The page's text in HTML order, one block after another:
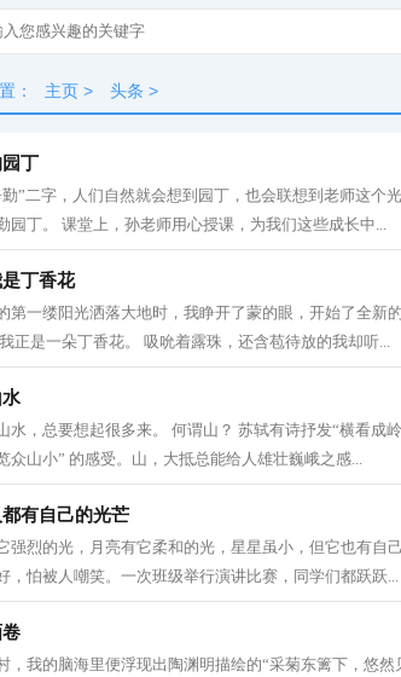
： 主页 > 头条 >
丁
”二字，人们自然就会想到园丁，也会联想到老师这个
园丁。 课堂上，孙老师用心授课，为我们这些成长中...
丁香花
第一缕阳光洒落大地时，我睁开了蒙的眼，开始了全新
是一朵丁香花。 吸吮着露珠，还含苞待放的我却听...
水，总要想起很多来。 何谓山？ 苏轼有诗抒发“横看成
众山小” 的感受。山，大抵总能给人雄壮巍峨之感...
有自己的光芒
强烈的光，月亮有它柔和的光，星星虽小，但它也有自
，怕被人嘲笑。一次班级举行演讲比赛，同学们都跃跃...
，我的脑海里便浮现出陶渊明描绘的“采菊东篱下，悠